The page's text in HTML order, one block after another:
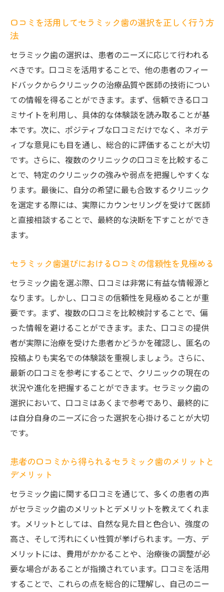
ミ活用法
ップ
賢い選択をするための口コミの見方
口コミに基づくセラミック歯選びの成功事
例
口コミを利用してリスクを軽減する方法
セラミック歯の選びで失敗しないための口
コミポイント
患者の口コミを活かしたセラミック歯の賢
い選び方
セラミック歯の効果を最大化するために口コミ
を活用しよう
患者の声を参考にしたセラミック歯の効果
的な選択
口コミを通じて学ぶセラミック歯の効果の
高め方
口コミが示すセラミック歯の効果を引き出
す方法
患者の体験談から得られるセラミック歯の
効果の秘訣
セラミック歯の効果を口コミで最大化する
ステップ
セラミック治療の理想形を口コミから学ぶ
口コミが教えるセラミック治療の理想の条
件
患者の声が示す理想的なセラミック治療の
形
口コミで見つかる理想のセラミック治療施
設
理想のセラミック治療を口コミから見つけ
る方法
口コミを活用してセラミック歯の選択を正しく行う方
法
セラミック歯の選択は、患者のニーズに応じて行われる
べきです。口コミを活用することで、他の患者のフィー
ドバックからクリニックの治療品質や医師の技術につい
ての情報を得ることができます。まず、信頼できる口コ
ミサイトを利用し、具体的な体験談を読み取ることが基
本です。次に、ポジティブな口コミだけでなく、ネガテ
ィブな意見にも目を通し、総合的に評価することが大切
です。さらに、複数のクリニックの口コミを比較するこ
とで、特定のクリニックの強みや弱点を把握しやすくな
ります。最後に、自分の希望に最も合致するクリニック
を選定する際には、実際にカウンセリングを受けて医師
と直接相談することで、最終的な決断を下すことができ
ます。
セラミック歯選びにおける口コミの信頼性を見極める
セラミック歯を選ぶ際、口コミは非常に有益な情報源と
なります。しかし、口コミの信頼性を見極めることが重
要です。まず、複数の口コミを比較検討することで、偏
った情報を避けることができます。また、口コミの提供
者が実際に治療を受けた患者かどうかを確認し、匿名の
投稿よりも実名での体験談を重視しましょう。さらに、
最新の口コミを参考にすることで、クリニックの現在の
状況や進化を把握することができます。セラミック歯の
選択において、口コミはあくまで参考であり、最終的に
は自分自身のニーズに合った選択を心掛けることが大切
です。
患者の口コミから得られるセラミック歯のメリットと
デメリット
セラミック歯に関する口コミを通じて、多くの患者の声
がセラミック歯のメリットとデメリットを教えてくれま
す。メリットとしては、自然な見た目と色合い、強度の
高さ、そして汚れにくい性質が挙げられます。一方、デ
メリットには、費用がかかることや、治療後の調整が必
要な場合があることが指摘されています。口コミを活用
することで、これらの点を総合的に理解し、自己のニー